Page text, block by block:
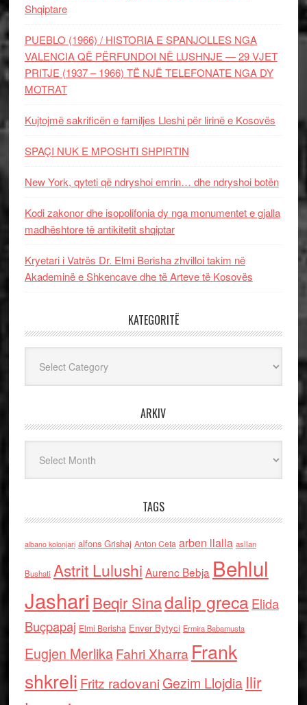
Shqiptare
PUEBLO (1966) / HISTORIA E SPANJOLLES NGA
VALENCIA QË PËRFUNDOI NË LUSHNJE — 29 VJET
PRITJE (1937 – 1966) TË NJË TELEFONATE NGA DY
MOTRAT
Kujtojmë sakrificën e familjes Lleshi për lirinë e Kosovës
SPAÇI NUK E MPOSHTI SHPIRTIN
New York, qyteti që ndryshoi emrin… dhe ndryshoi botën
Kodi zakonor dhe isopolifonia dy nga monumentet e gjalla
madhështore të antikitetit shqiptar
Kryetari i Vatrës Dr. Elmi Berisha zhvilloi takim në
Akademinë e Shkencave dhe të Arteve të Kosovës
KATEGORITË
ARKIV
TAGS
albano kolonjari alfons Grishaj Anton Cefa arben llalla asllan
Bushati Astrit Lulushi Aurenc Bebja Behlul
Jashari Beqir Sinadalip grecaElida
Buçpapaj Elmi Berisha Enver Bytyci Ermira Babamusta
Eugjen MerlikaFahri Xharra Frank
shkreli Fritz radovaniGezim Llojdia Ilir